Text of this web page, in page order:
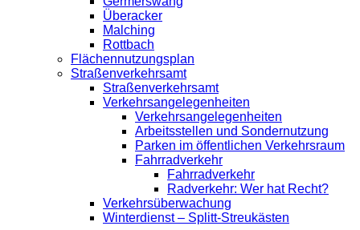
Überacker
Malching
Rottbach
Flächennutzungsplan
Straßenverkehrsamt
Straßenverkehrsamt
Verkehrsangelegenheiten
Verkehrsangelegenheiten
Arbeitsstellen und Sondernutzung
Parken im öffentlichen Verkehrsraum
Fahrradverkehr
Fahrradverkehr
Radverkehr: Wer hat Recht?
Verkehrsüberwachung
Winterdienst – Splitt-Streukästen